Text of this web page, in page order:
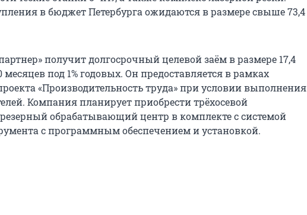
в бюджет Петербурга ожидаются в размере свыше 73,4
получит долгосрочный целевой заём в размере 17,4
под 1% годовых. Он предоставляется в рамках
«Производительность труда» при условии выполнения
Компания планирует приобрести трёхосевой
обрабатывающий центр в комплекте с системой
с программным обеспечением и установкой.